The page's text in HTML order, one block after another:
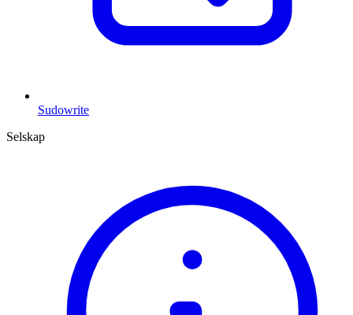
Sudowrite
Selskap